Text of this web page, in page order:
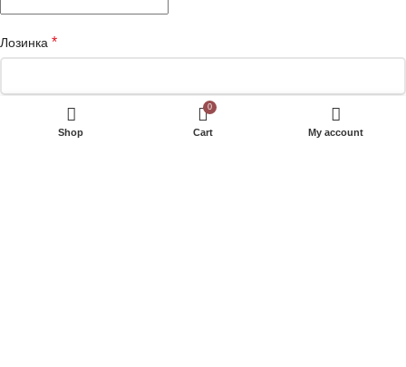
Лозинка *
Име и Презиме
Shop
0
Cart My account